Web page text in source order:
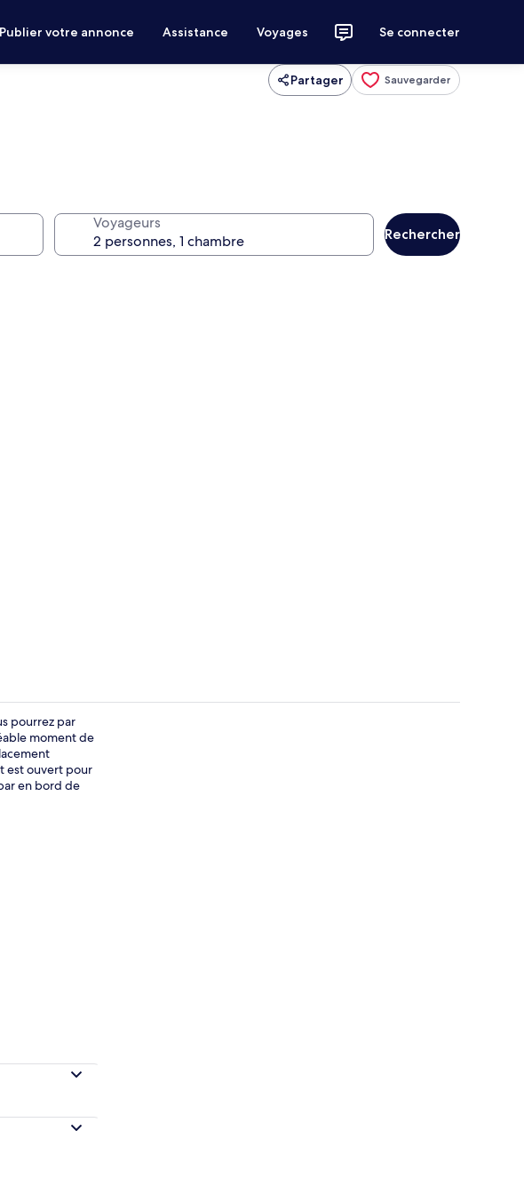
Publier votre annonce Assistance Voyages Se connecter
Partager Sauvegarder
Voyageurs
Rechercher
Plage, serviettes de plage
pourrez par
moment de
est ouvert pour
en bord de